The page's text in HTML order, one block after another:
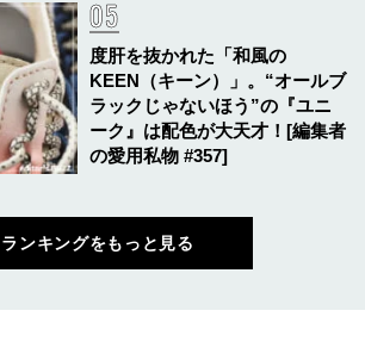
度肝を抜かれた「和風の
KEEN（キーン）」。“オールブ
ラックじゃないほう”の『ユニ
ーク』は配色が大天才！[編集者
の愛用私物 #357]
ランキングをもっと見る